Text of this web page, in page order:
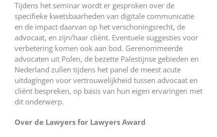
Tijdens het seminar wordt er gesproken over de
specifieke kwetsbaarheden van digitale communicatie
en de impact daarvan op het verschoningsrecht, de
advocaat, en zijn/haar cliënt. Eventuele suggesties voor
verbetering komen ook aan bod. Gerenommeerde
advocaten uit Polen, de bezette Palestijnse gebieden en
Nederland zullen tijdens het panel de meest acute
uitdagingen voor vertrouwelijkheid tussen advocaat en
cliënt bespreken, op basis van hun eigen ervaringen met
dit onderwerp.
Over de Lawyers for Lawyers Award